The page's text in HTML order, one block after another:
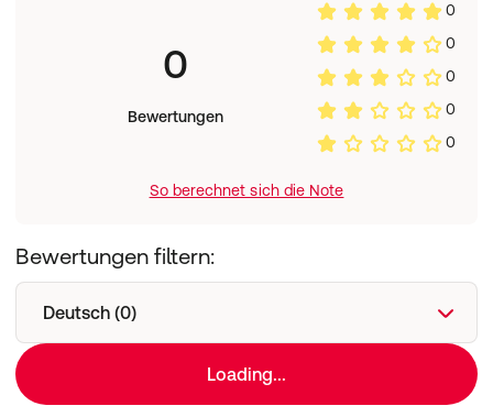
0
Bewertungen
0
0
0
0
0
So berechnet sich die Note
Bewertungen filtern:
Deutsch (0)
Loading...